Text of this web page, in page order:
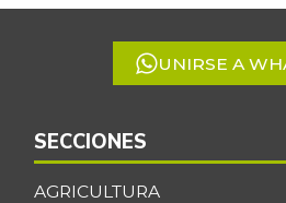
5
UNIRSE A
SECCIONES
AGRICULTURA